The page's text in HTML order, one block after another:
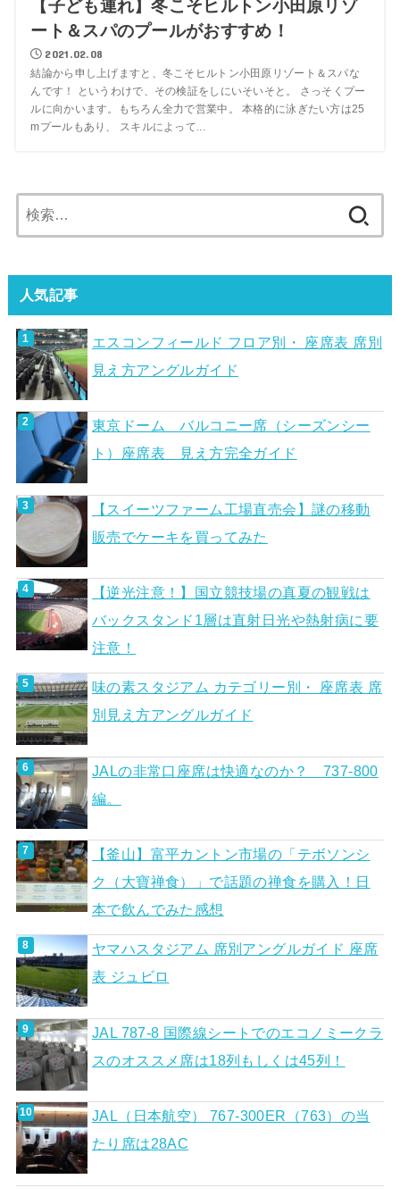
【子ども連れ】冬こそヒルトン小田原リゾ
ート＆スパのプールがおすすめ！
2021.02.08
結論から申し上げますと、冬こそヒルトン小田原リゾート＆スパな
んです！ というわけで、その検証をしにいそいそと。 さっそくプー
ルに向かいます。もちろん全力で営業中。 本格的に泳ぎたい方は25
mプールもあり、 スキルによって...
索:
人気記事
エスコンフィールド フロア別・ 座席表 席別
見え方アングルガイド
東京ドーム バルコニー席（シーズンシー
ト）座席表 見え方完全ガイド
【スイーツファーム工場直売会】謎の移動
販売でケーキを買ってみた
【逆光注意！】国立競技場の真夏の観戦は
バックスタンド1層は直射日光や熱射病に要
注意！
味の素スタジアム カテゴリー別・ 座席表 席
別見え方アングルガイド
JALの非常口座席は快適なのか？ 737-800
編。
【釜山】富平カントン市場の「テボソンシ
ク（大寶禅食）」で話題の禅食を購入！日
本で飲んでみた感想
ヤマハスタジアム 席別アングルガイド 座席
表 ジュビロ
JAL 787-8 国際線シートでのエコノミークラ
スのオススメ席は18列もしくは45列！
JAL（日本航空） 767-300ER（763）の当
たり席は28AC